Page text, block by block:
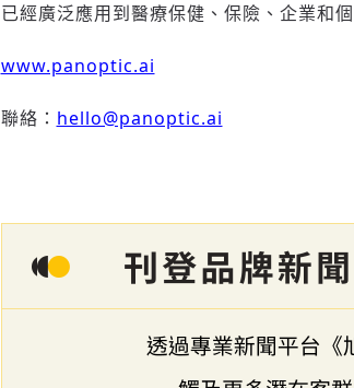
已經廣泛應用到醫療保健、保險、企業和
www.panoptic.ai
聯絡： hello@panoptic.ai